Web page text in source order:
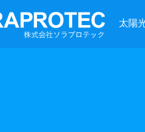
太陽